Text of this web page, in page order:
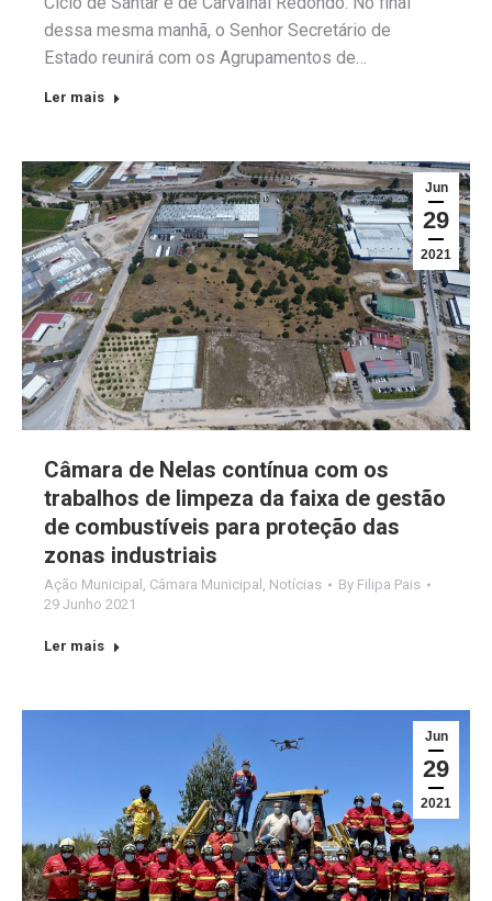
dessa mesma manhã, o Senhor Secretário de
Estado reunirá com os Agrupamentos de…
Ler mais
Jun
29
2021
Câmara de Nelas contínua com os
trabalhos de limpeza da faixa de gestão
de combustíveis para proteção das
zonas industriais
Ação Municipal Câmara Municipal Notícias By Filipa Pais
29 Junho 2021
Ler mais
Jun
29
2021